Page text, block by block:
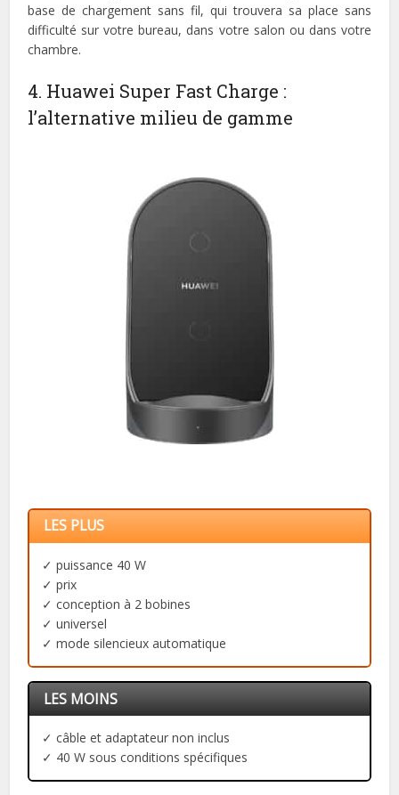
base de chargement sans fil, qui trouvera sa place sans
difficulté sur votre bureau, dans votre salon ou dans votre
chambre.
4. Huawei Super Fast Charge :
l’alternative milieu de gamme
LES PLUS
✓ puissance 40 W
✓ prix
✓ conception à 2 bobines
✓ universel
✓ mode silencieux automatique
LES MOINS
✓ câble et adaptateur non inclus
✓ 40 W sous conditions spécifiques